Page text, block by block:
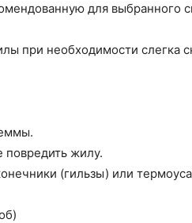
для
при необходимости слегка
жилу.
(гильзы) или